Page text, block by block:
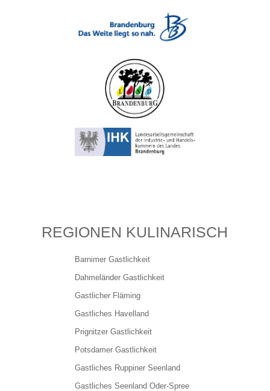
REGIONEN KULINARISCH
Barnimer Gastlichkeit
Dahmeländer Gastlichkeit
Gastlicher Fläming
Gastliches Havelland
Prignitzer Gastlichkeit
Potsdamer Gastlichkeit
Gastliches Ruppiner Seenland
Gastliches Seenland Oder-Spree